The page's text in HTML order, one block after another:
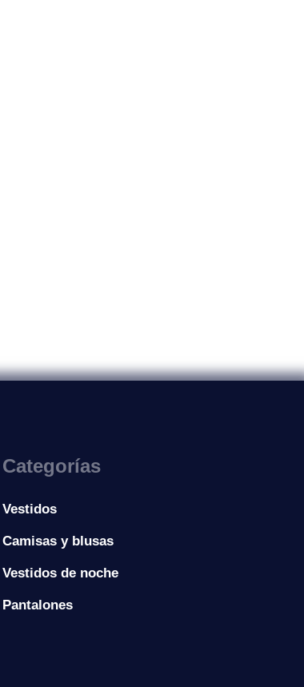
Categorías
Vestidos
Camisas y blusas
Vestidos de noche
Pantalones